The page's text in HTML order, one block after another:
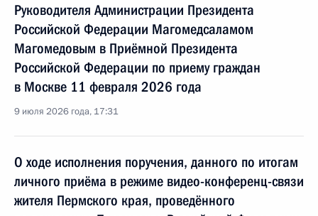
Руководителя Администрации Президента
Российской Федерации Магомедсаламом
Магомедовым в Приёмной Президента
Российской Федерации по приему граждан
в Москве 11 февраля 2026 года
9 июля 2026 года, 17:31
О ходе исполнения поручения, данного по итогам
личного приёма в режиме видео-конференц-связи
жителя Пермского края, проведённого